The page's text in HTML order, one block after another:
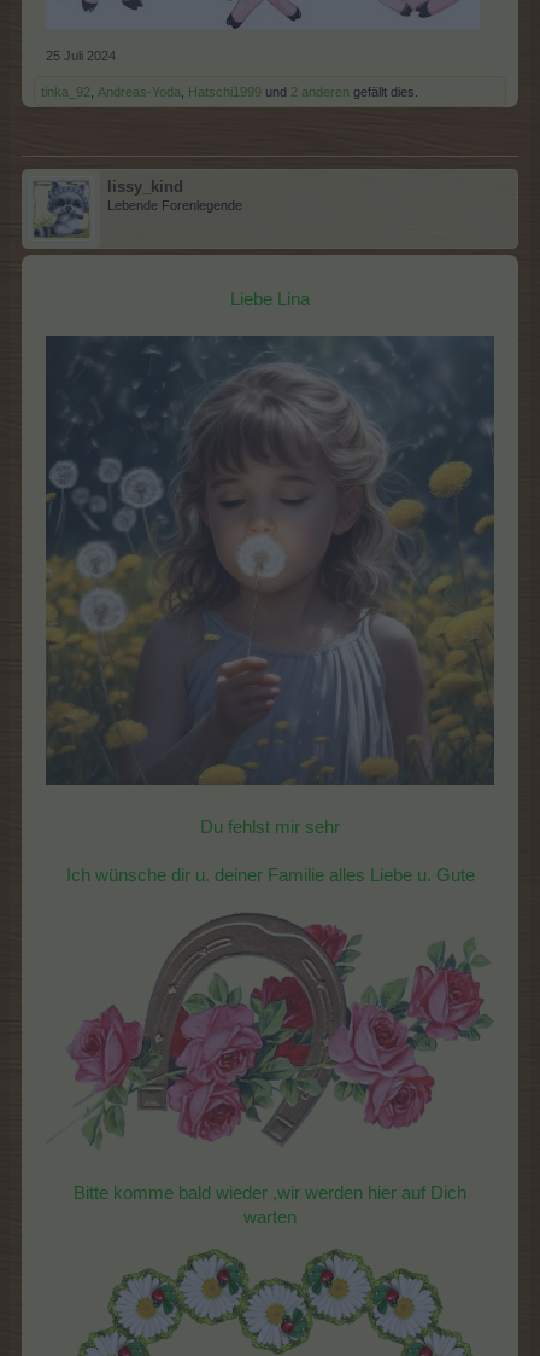
25 Juli 2024
tinka_92 Andreas-Yoda Hatschi1999 und 2 anderen gefällt dies.
lissy_kind
Lebende Forenlegende
Liebe Lina
Du fehlst mir sehr
Ich wünsche dir u. deiner Familie alles Liebe u. Gute
Bitte komme bald wieder ,wir werden hier auf Dich
warten